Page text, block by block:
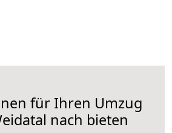
für Ihren Umzug
nach bieten